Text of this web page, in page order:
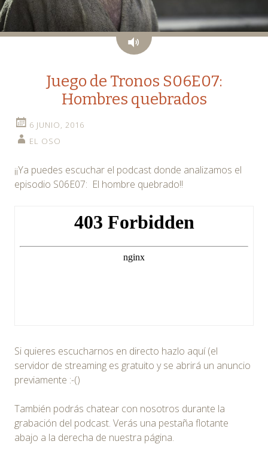
Audio
Juego de Tronos S06E07:
Hombres quebrados
6 JUNIO, 2016
EL OSO
¡¡Ya puedes escuchar el podcast donde analizamos el
episodio S06E07: El hombre quebrado!!
Si quieres escucharnos en directo hazlo aquí (el
servidor de streaming es gratuito y se abrirá un anuncio
previamente :-()
También podrás chatear con nosotros durante la
grabación del podcast. Verás una pestaña flotante
abajo a la derecha de nuestra página.